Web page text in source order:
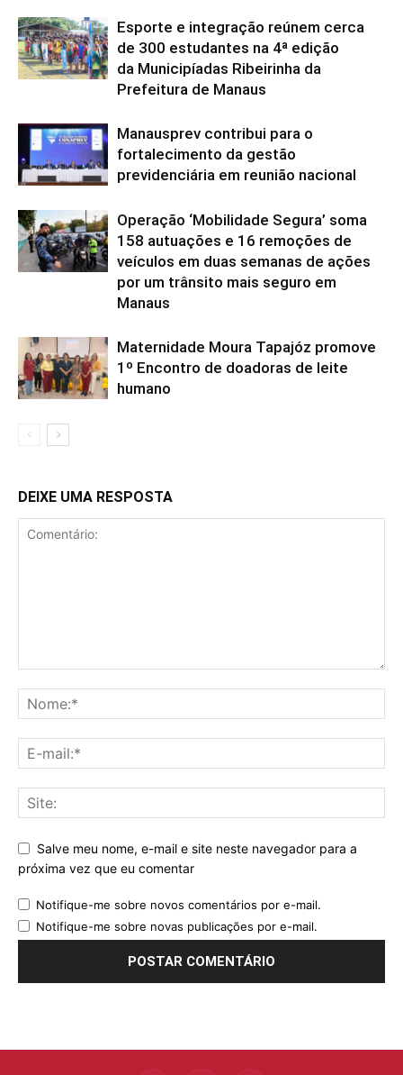
Esporte e integração reúnem cerca
de 300 estudantes na 4ª edição
da Municipíadas Ribeirinha da
Prefeitura de Manaus
Manausprev contribui para o
fortalecimento da gestão
previdenciária em reunião nacional
Operação ‘Mobilidade Segura’ soma
158 autuações e 16 remoções de
veículos em duas semanas de ações
por um trânsito mais seguro em
Manaus
Maternidade Moura Tapajóz promove
1º Encontro de doadoras de leite
humano
DEIXE UMA RESPOSTA
Salve meu nome, e-mail e site neste navegador para a
próxima vez que eu comentar
Notifique-me sobre novos comentários por e-mail.
Notifique-me sobre novas publicações por e-mail.